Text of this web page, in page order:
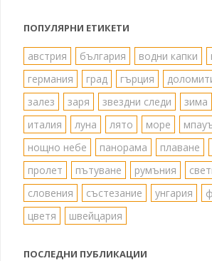
публикациите
на
страници
ПОПУЛЯРНИ ЕТИКЕТИ
австрия българия водни капки
германия
град гърция
залез
заря звездни следи зима
италия
луна лято море
нощно небе
панорама плаване
пролет
пътуване румъния
словения
състезание унгария
цветя
швейцария
ПОСЛЕДНИ ПУБЛИКАЦИИ